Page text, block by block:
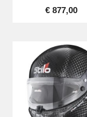
€ 877,00